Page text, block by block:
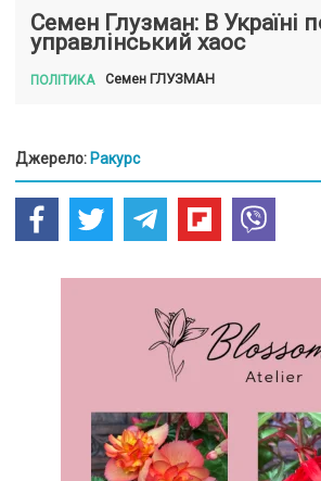
Семен Глузман: В Україні
управлінський хаос
ПОЛІТИКА Семен ГЛУЗМАН
Джерело: Ракурс